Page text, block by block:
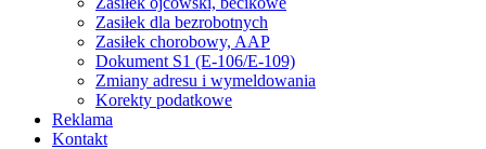
Zasiłek dla bezrobotnych
Zasiłek chorobowy, AAP
Dokument S1 (E-106/E-109)
Zmiany adresu i wymeldowania
Korekty podatkowe
Reklama
Kontakt